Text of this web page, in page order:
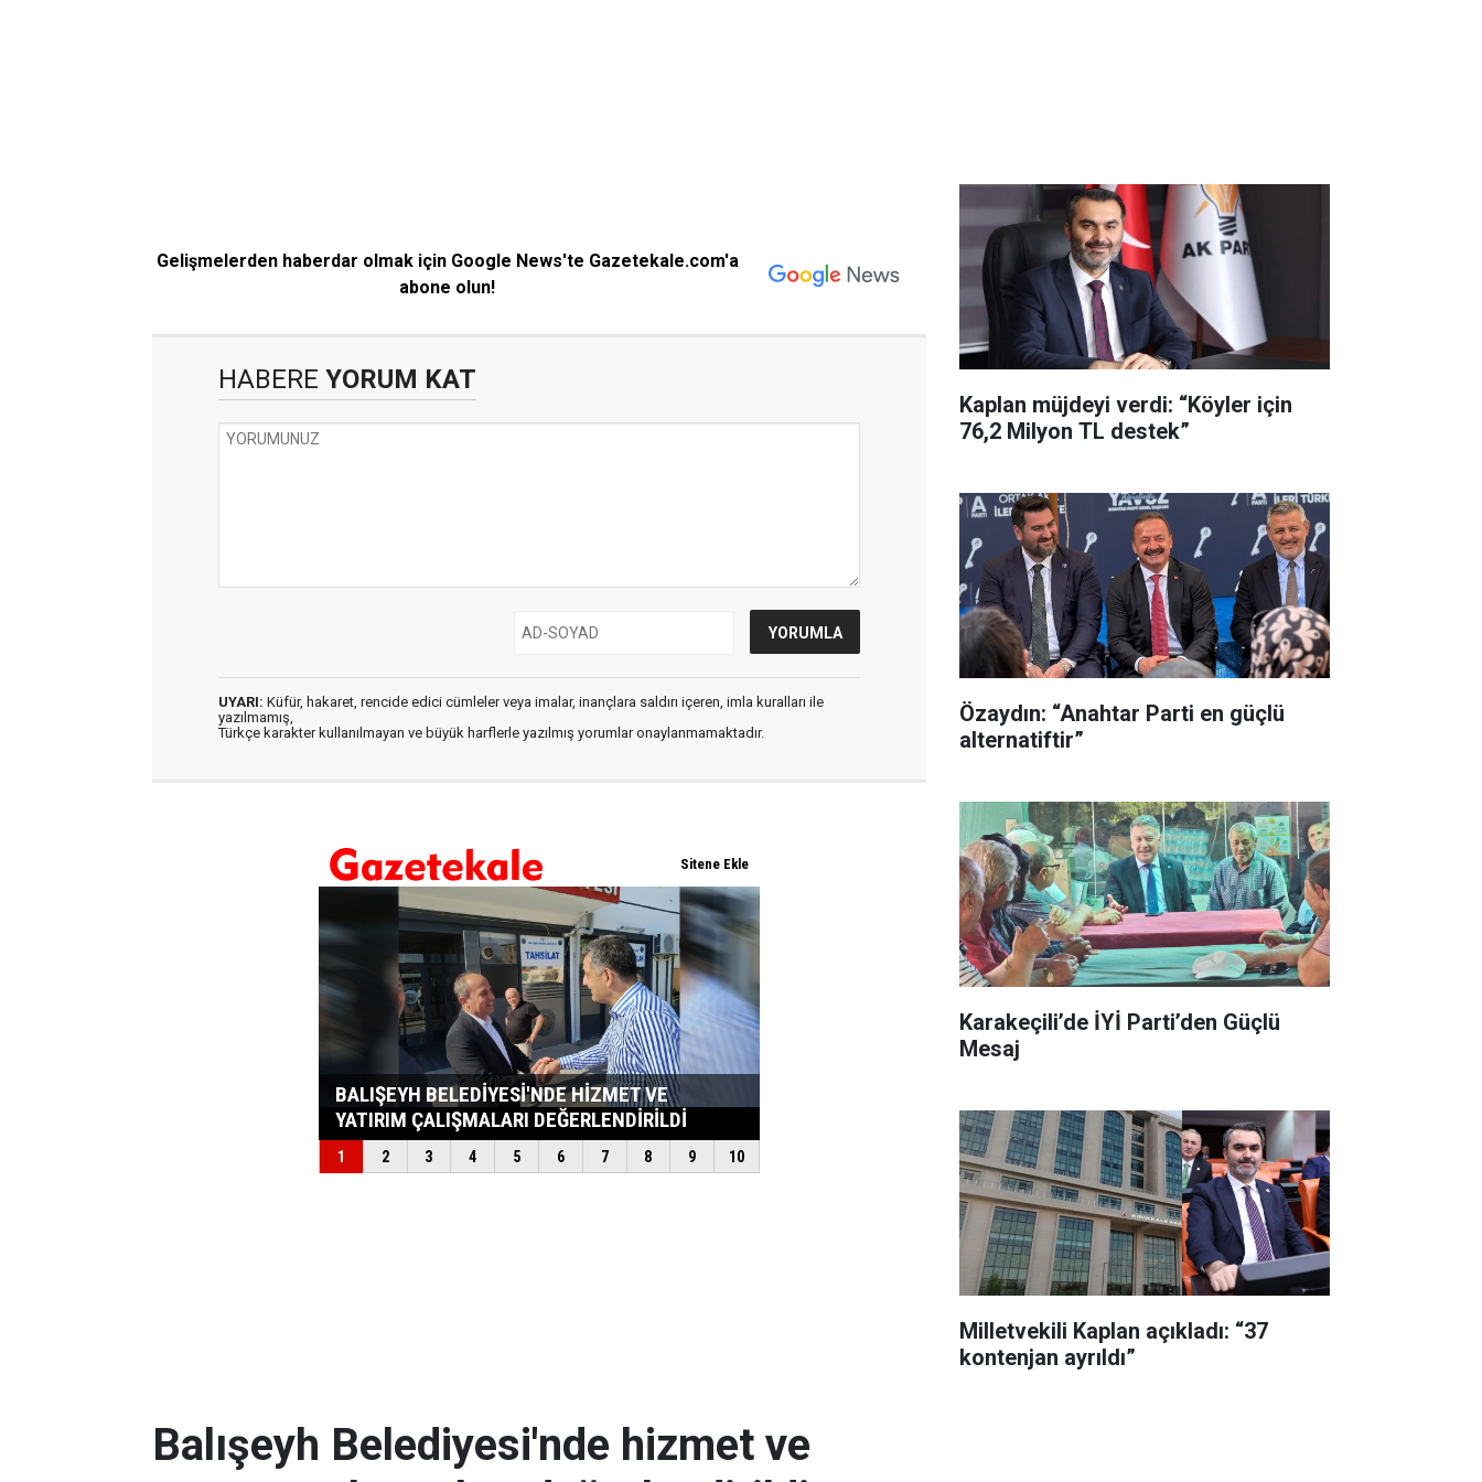
Gelişmelerden haberdar olmak için Google News'te Gazetekale.com'a
abone olun!
HABERE YORUM KAT
UYARI: Küfür, hakaret, rencide edici cümleler veya imalar, inançlara saldırı içeren, imla kuralları ile
yazılmamış,
Türkçe karakter kullanılmayan ve büyük harflerle yazılmış yorumlar onaylanmamaktadır.
Kaplan müjdeyi verdi: “Köyler için
76,2 Milyon TL destek”
Özaydın: “Anahtar Parti en güçlü
alternatiftir”
Karakeçili’de İYİ Parti’den Güçlü
Mesaj
Milletvekili Kaplan açıkladı: “37
kontenjan ayrıldı”
Balışeyh Belediyesi'nde hizmet ve